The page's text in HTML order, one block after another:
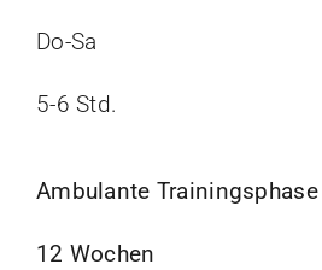
Do-Sa
5-6 Std.
Ambulante Trainingsphase
12 Wochen